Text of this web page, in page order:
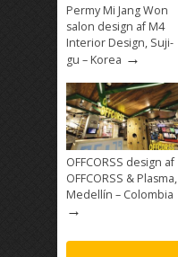
Permy Mi Jang Won
salon design af M4
Interior Design, Suji-
gu – Korea →
OFFCORSS design af
OFFCORSS & Plasma,
Medellín – Colombia
→